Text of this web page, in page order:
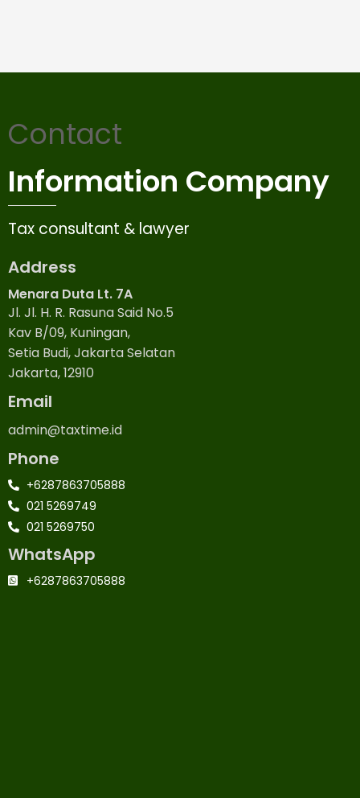
Contact
Information Company
Tax consultant & lawyer
Address
Menara Duta Lt. 7A
Jl. Jl. H. R. Rasuna Said No.5
Kav B/09, Kuningan,
Setia Budi, Jakarta Selatan
Jakarta, 12910
Email
admin@taxtime.id
Phone
+6287863705888
021 5269749
021 5269750
WhatsApp
+6287863705888